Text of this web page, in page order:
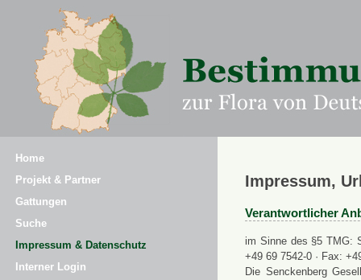
Home
Projekt & Partner
Gattungen
Suche
Impressum & Datenschutz
Interner Login
Impressum,
Verantwortlicher
im Sinne des §5 TMG:
+49 69 7542-0 · Fax:
Die Senckenberg